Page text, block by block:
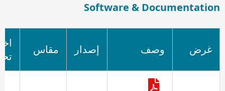
Software & Documentation
غرض وصف إصدار مقاس